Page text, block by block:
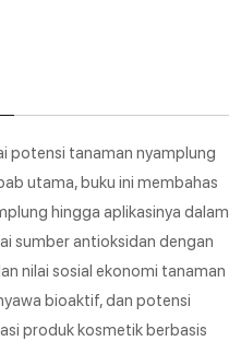
potensi tanaman nyamplung
utama, buku ini membahas
hingga aplikasinya dalam
sumber antioksidan dengan
nilai sosial ekonomi tanaman
bioaktif, dan potensi
produk kosmetik berbasis